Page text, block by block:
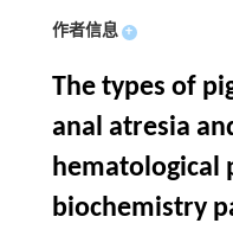
作者信息 +
The types of
anal atresia
hematological
biochemistry